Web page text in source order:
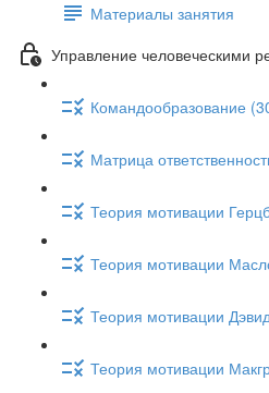
Материалы занятия
Управление человеческими
Командообразование
Матрица
Теория мотивации
Теория мотивации
Теория мотивации
Теория мотивации